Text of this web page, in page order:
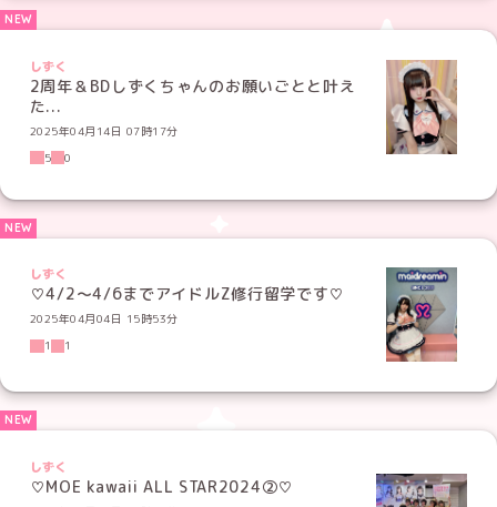
しずく
2周年＆BDしずくちゃんのお願いごとと叶え
た...
2025年04月14日 07時17分
5
0
しずく
♡4/2〜4/6までアイドルZ修行留学です♡
2025年04月04日 15時53分
1
1
しずく
♡MOE kawaii ALL STAR2024②♡